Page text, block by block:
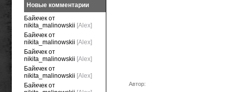
Автор:
Новые комментарии
Байкчек от
nikita_malinowskii [Alex]
Байкчек от
nikita_malinowskii [Alex]
Байкчек от
nikita_malinowskii [Alex]
Байкчек от
nikita_malinowskii [Alex]
Байкчек от